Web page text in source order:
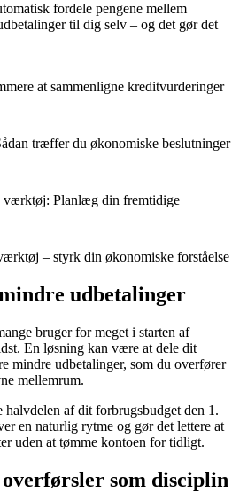
fordele pengene mellem
til dig selv – og det gør det
at sammenligne kreditvurderinger
træffer du økonomiske beslutninger
værktøj: Planlæg din fremtidige
– styrk din økonomiske forståelse
udbetalinger
bruger for meget i starten af
En løsning kan være at dele dit
mindre udbetalinger, som du overfører
mellemrum.
af dit forbrugsbudget den 1.
en naturlig rytme og gør det lettere at
uden at tømme kontoen for tidligt.
som disciplin